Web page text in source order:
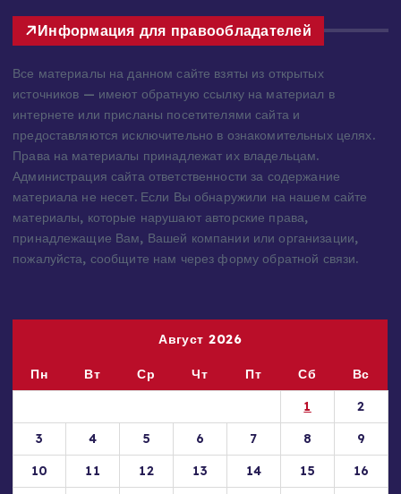
Информация для правообладателей
Все материалы на данном сайте взяты из открытых
источников — имеют обратную ссылку на материал в
интернете или присланы посетителями сайта и
предоставляются исключительно в ознакомительных целях.
Права на материалы принадлежат их владельцам.
Администрация сайта ответственности за содержание
материала не несет. Если Вы обнаружили на нашем сайте
материалы, которые нарушают авторские права,
принадлежащие Вам, Вашей компании или организации,
пожалуйста, сообщите нам через форму обратной связи.
Август 2026
Пн Вт Ср Чт Пт Сб
Вс
1
2
3
4 5 6 7 8
9
10
11 12 13 14 15
16